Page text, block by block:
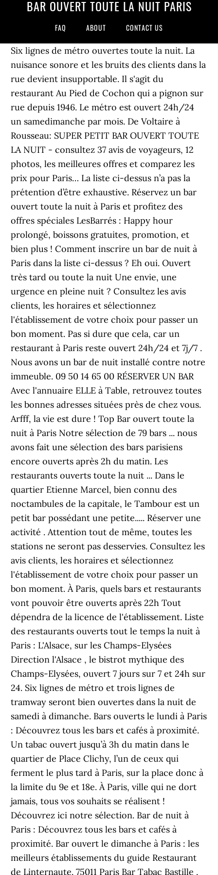
BAR OUVERT TOUTE LA NUIT PARIS
FAQ ABOUT CONTACT US
Six lignes de métro ouvertes toute la nuit. La
nuisance sonore et les bruits des clients dans la
rue devient insupportable. Il s'agit du
restaurant Au Pied de Cochon qui a pignon sur
rue depuis 1946. Le métro est ouvert 24h/24
un samedimanche par mois. De Voltaire à
Rousseau: SUPER PETIT BAR OUVERT TOUTE
LA NUIT - consultez 37 avis de voyageurs, 12
photos, les meilleures offres et comparez les
prix pour Paris… La liste ci-dessus n’a pas la
prétention d’être exhaustive. Réservez un bar
ouvert toute la nuit à Paris et profitez des
offres spéciales LesBarrés : Happy hour
prolongé, boissons gratuites, promotion, et
bien plus ! Comment inscrire un bar de nuit à
Paris dans la liste ci-dessus ? Eh oui. Ouvert
très tard ou toute la nuit Une envie, une
urgence en pleine nuit ? Consultez les avis
clients, les horaires et sélectionnez
l'établissement de votre choix pour passer un
bon moment. Pas si dure que cela, car un
restaurant à Paris reste ouvert 24h/24 et 7j/7 .
Nous avons un bar de nuit installé contre notre
immeuble. 09 50 14 65 00 RÉSERVER UN BAR
Avec l'annuaire ELLE à Table, retrouvez toutes
les bonnes adresses situées près de chez vous.
Arfff, la vie est dure ! Top Bar ouvert toute la
nuit à Paris Notre sélection de 79 bars ... nous
avons fait une sélection des bars parisiens
encore ouverts après 2h du matin. Les
restaurants ouverts toute la nuit ... Dans le
quartier Etienne Marcel, bien connu des
noctambules de la capitale, le Tambour est un
petit bar possédant une petite..... Réserver une
activité . Attention tout de même, toutes les
stations ne seront pas desservies. Consultez les
avis clients, les horaires et sélectionnez
l'établissement de votre choix pour passer un
bon moment. À Paris, quels bars et restaurants
vont pouvoir être ouverts après 22h Tout
dépendra de la licence de l'établissement. Liste
des restaurants ouverts tout le temps la nuit à
Paris : L'Alsace, sur les Champs-Elysées
Direction l'Alsace , le bistrot mythique des
Champs-Elysées, ouvert 7 jours sur 7 et 24h sur
24. Six lignes de métro et trois lignes de
tramway seront bien ouvertes dans la nuit de
samedi à dimanche. Bars ouverts le lundi à Paris
: Découvrez tous les bars et cafés à proximité.
Un tabac ouvert jusqu’à 3h du matin dans le
quartier de Place Clichy, l’un de ceux qui
ferment le plus tard à Paris, sur la place donc à
la limite du 9e et 18e. À Paris, ville qui ne dort
jamais, tous vos souhaits se réalisent !
Découvrez ici notre sélection. Bar de nuit à
Paris : Découvrez tous les bars et cafés à
proximité. Bar ouvert le dimanche à Paris : les
meilleurs établissements du guide Restaurant
de Linternaute. 75011 Paris Bar Tabac Bastille .